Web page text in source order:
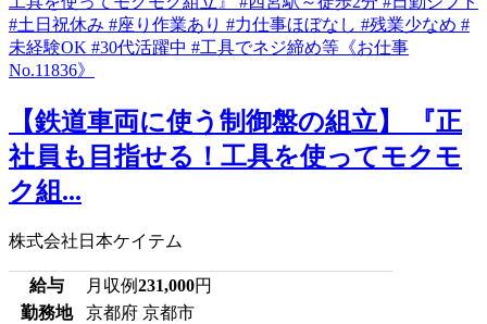
【鉄道車両に使う制御盤の組立】 『正
社員も目指せる！工具を使ってモクモ
ク組...
株式会社日本ケイテム
給与 月収例231,000円
勤務地
京都府 京都市